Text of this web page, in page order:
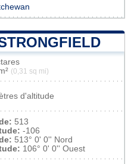
(0,31 sq mi)
d'altitude
513
-106
513° 0' 0'' Nord
106° 0' 0'' Ouest